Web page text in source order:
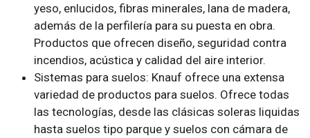
yeso, enlucidos, fibras minerales, lana de madera,
además de la perfilería para su puesta en obra.
Productos que ofrecen diseño, seguridad contra
incendios, acústica y calidad del aire interior.
Sistemas para suelos: Knauf ofrece una extensa
variedad de productos para suelos. Ofrece todas
las tecnologías, desde las clásicas soleras liquidas
hasta suelos tipo parque y suelos con cámara de